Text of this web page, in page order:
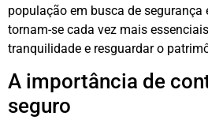
população em busca de segurança
tornam-se cada vez mais
tranquilidade e resguardar o
A importância de
seguro